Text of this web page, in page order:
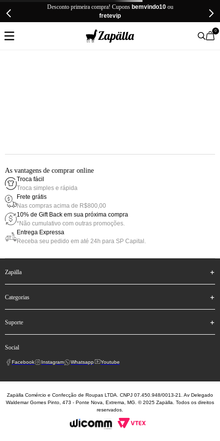
Desconto primeira compra! Cupons bemvindo10ou
fretevip
0
As vantagens de comprar online
Troca fácil
Troca simples e rápida
Frete grátis
Nas compras acima de R$800,00
10% de Gift Back em sua próxima compra
*Não cumulativo com outras promoções.
Entrega Expressa
Receba seu pedido em até 24h para SP Capital.
zapälla
categorias
suporte
social
Facebook Instagram Whatsapp Youtube
Zapälla Comércio e Confecção de Roupas LTDA. CNPJ 07.450.948/0013-21. Av Delegado
Waldemar Gomes Pinto, 473 - Ponte Nova, Extrema, MG. © 2025 Zapälla. Todos os direitos
reservados.